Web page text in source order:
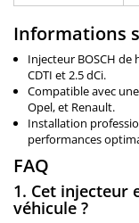
Informations
Injecteur BOSCH
CDTI et 2.5 dCi.
Compatible avec
Opel, et Renault.
Installation
performances
FAQ
1. Cet injecteur
véhicule ?